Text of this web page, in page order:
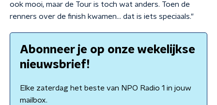
ook mooi, maar de Tour is toch wat anders. Toen de
renners over de finish kwamen... dat is iets speciaals."
Abonneer je op onze wekelijkse
nieuwsbrief!
Elke zaterdag het beste van NPO Radio 1 in jouw
mailbox.